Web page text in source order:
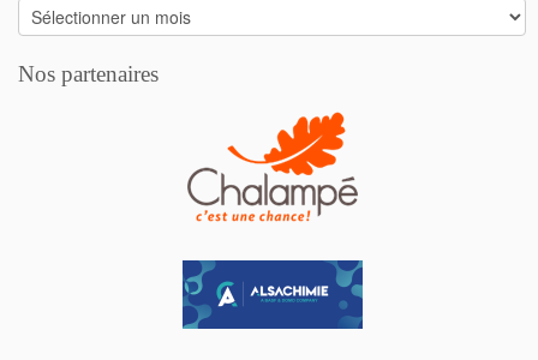
Archives
Nos partenaires